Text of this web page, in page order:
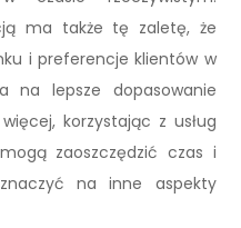
ma także tę zaletę, że
i preferencje klientów w
na lepsze dopasowanie
korzystając z usług
zaoszczędzić czas i
na inne aspekty